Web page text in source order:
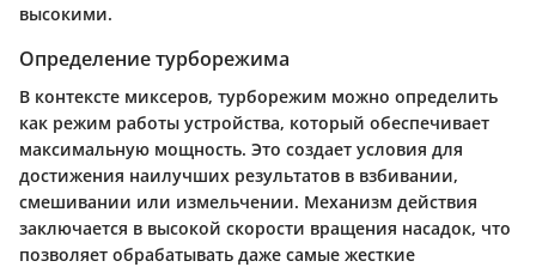
высокими.
Определение турборежима
В контексте миксеров, турборежим можно определить
как режим работы устройства, который обеспечивает
максимальную мощность. Это создает условия для
достижения наилучших результатов в взбивании,
смешивании или измельчении. Механизм действия
заключается в высокой скорости вращения насадок, что
позволяет обрабатывать даже самые жесткие